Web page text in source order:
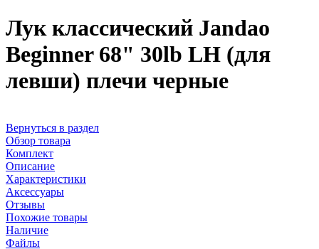
Лук классический Jandao
Beginner 68" 30lb LH (для
левши) плечи черные
Вернуться в раздел
Обзор товара
Комплект
Описание
Характеристики
Аксессуары
Отзывы
Похожие товары
Наличие
Файлы